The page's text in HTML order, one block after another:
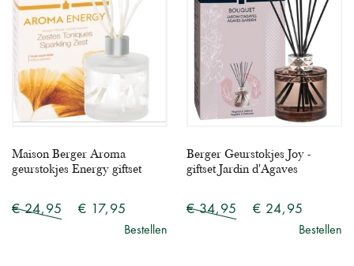
Maison Berger Aroma
geurstokjes Energy giftset
€ 24,95 € 17,95
Bestellen
Berger Geurstokjes Joy -
giftset Jardin d'Agaves
€ 34,95 € 24,95
Bestellen